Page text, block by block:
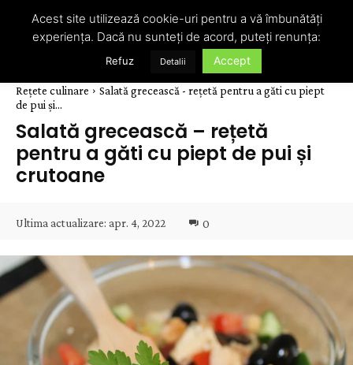
Rețete culinare
Salată grecească - rețetă pentru a găti cu piept
de pui și...
Salată grecească – rețetă
pentru a găti cu piept de pui și
crutoane
Ultima actualizare: apr. 4, 2022 0
Acest site utilizează cookie-uri pentru a vă îmbunătăți
experiența. Dacă nu sunteți de acord, puteți renunța:
Refuz Detalii Accept